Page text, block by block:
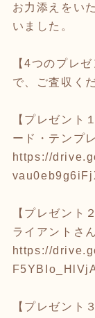
お力添えをい
いました。
【4つのプレ
で、ご査収く
【プレゼント
ード・テンプ
https://
【プレゼント
ライアントさ
https://
【プレゼント